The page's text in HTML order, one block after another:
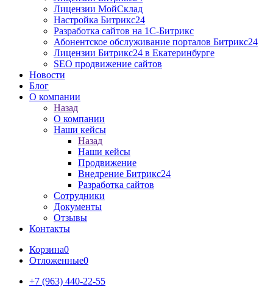
Лицензии МойСклад
Настройка Битрикс24
Разработка cайтов на 1C-Битрикс
Абонентское обслуживание порталов Битрикс24
Лицензии Битрикс24 в Екатеринбурге
SEO продвижение сайтов
Новости
Блог
О компании
Назад
О компании
Наши кейсы
Назад
Наши кейсы
Продвижение
Внедрение Битрикс24
Разработка сайтов
Сотрудники
Документы
Отзывы
Контакты
Корзина0
Отложенные0
+7 (963) 440-22-55